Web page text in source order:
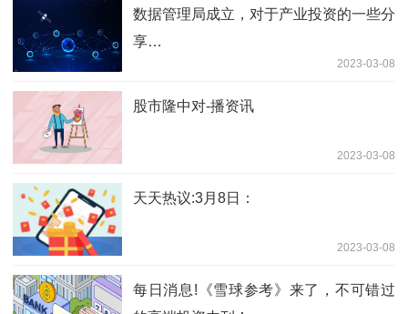
数据管理局成立，对于产业投资的一些分
享…
2023-03-08
股市隆中对-播资讯
2023-03-08
天天热议:3月8日：
2023-03-08
每日消息!《雪球参考》来了，不可错过